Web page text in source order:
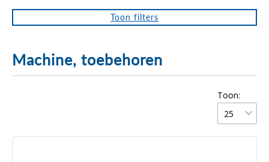
Toon filters
Machine, toebehoren
Toon: